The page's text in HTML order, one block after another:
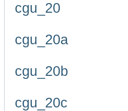
cgu_20
cgu_20a
cgu_20b
cgu_20c